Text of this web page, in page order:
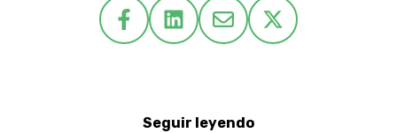
Seguir leyendo